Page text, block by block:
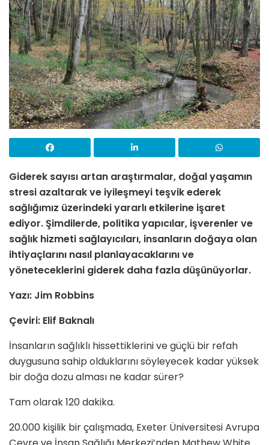
Giderek sayısı artan araştırmalar, doğal yaşamın
stresi azaltarak ve iyileşmeyi teşvik ederek
sağlığımız üzerindeki yararlı etkilerine işaret
ediyor. Şimdilerde, politika yapıcılar, işverenler ve
sağlık hizmeti sağlayıcıları, insanların doğaya olan
ihtiyaçlarını nasıl planlayacaklarını ve
yöneteceklerini giderek daha fazla düşünüyorlar.
Yazı: Jim Robbins
Çeviri: Elif Baknalı
İnsanların sağlıklı hissettiklerini ve güçlü bir refah
duygusuna sahip olduklarını söyleyecek kadar yüksek
bir doğa dozu alması ne kadar sürer?
Tam olarak 120 dakika.
20.000 kişilik bir çalışmada, Exeter Üniversitesi Avrupa